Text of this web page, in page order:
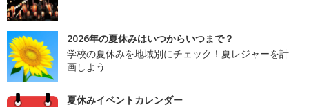
2026年の夏休みはいつからいつまで？
学校の夏休みを地域別にチェック！夏レジャーを計
画しよう
夏休みイベントカレンダー